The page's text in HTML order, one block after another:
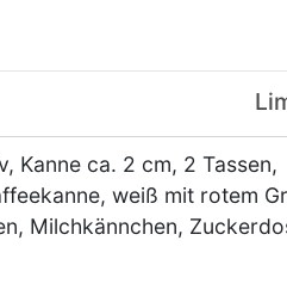
Kanne ca. 2 cm, 2 Tassen,
weiß mit rotem
Milchkännchen,